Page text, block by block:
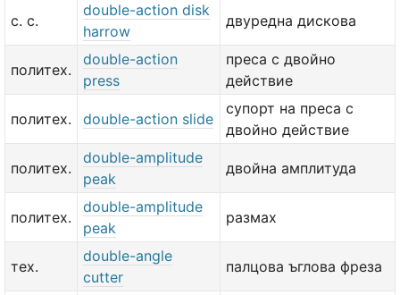
с. с.
double-action disk
harrow
двуредна дискова
политех.
double-action
press
преса с двойно
действие
политех. double-action slide
супорт на преса с
двойно действие
политех.
double-amplitude
peak
двойна амплитуда
политех.
double-amplitude
peak
размах
тех.
double-angle
cutter
палцова ъглова фреза